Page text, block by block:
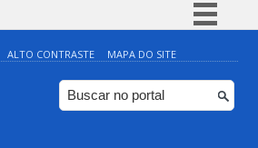
Simplifique!
Comunica BR
Participe
ALTO CONTRASTE MAPA DO SITE